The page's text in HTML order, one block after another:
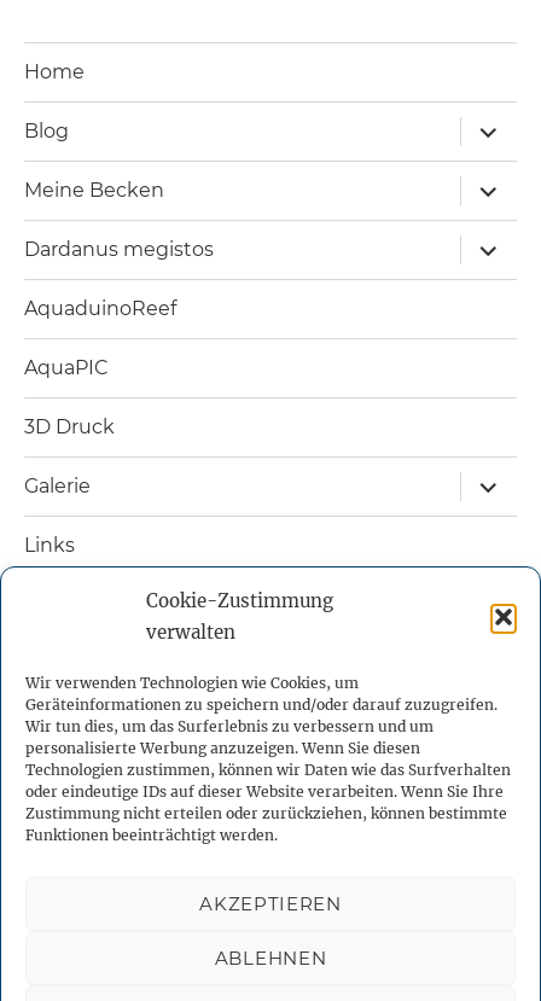
Cookie-Zustimmung
verwalten
Wir verwenden Technologien wie Cookies, um
Geräteinformationen zu speichern und/oder darauf zuzugreifen.
Wir tun dies, um das Surferlebnis zu verbessern und um
personalisierte Werbung anzuzeigen. Wenn Sie diesen
Technologien zustimmen, können wir Daten wie das Surfverhalten
oder eindeutige IDs auf dieser Website verarbeiten. Wenn Sie Ihre
Zustimmung nicht erteilen oder zurückziehen, können bestimmte
Funktionen beeinträchtigt werden.
AKZEPTIEREN
ABLEHNEN
Home
Blog
öffnen
Meine Becken
öffnen
Dardanus megistos
öffnen
AquaduinoReef
AquaPIC
3D Druck
Galerie
öffnen
Links
Nützliche Bücher
Impressum
Datenschutzerklärung
Cookie-Richtlinie (EU)